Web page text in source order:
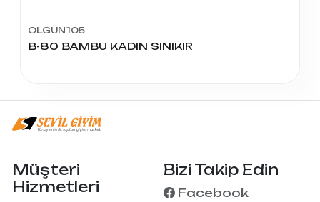
OLGUN105
B-80 BAMBU KADIN SINIKIR
Müşteri
Hizmetleri
Bizi Takip Edin
Facebook